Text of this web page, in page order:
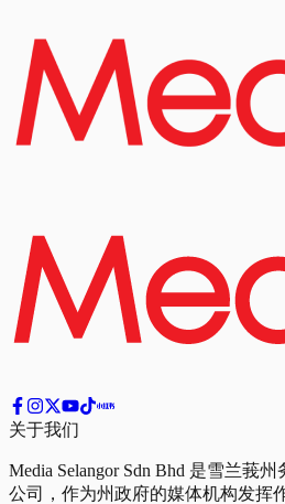
关于我们
Media Selangor Sdn Bhd 是雪兰莪
公司，作为州政府的媒体机构发挥